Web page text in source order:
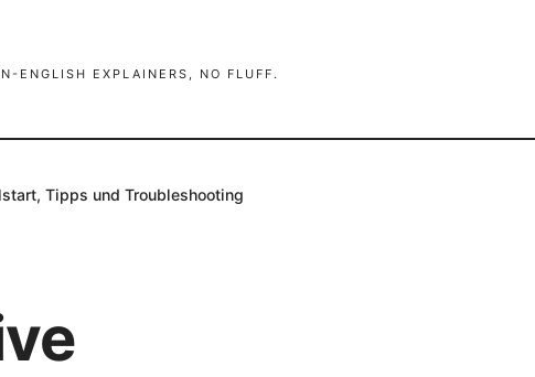
ENGLISH EXPLAINERS, NO FLUFF.
Tipps und Troubleshooting